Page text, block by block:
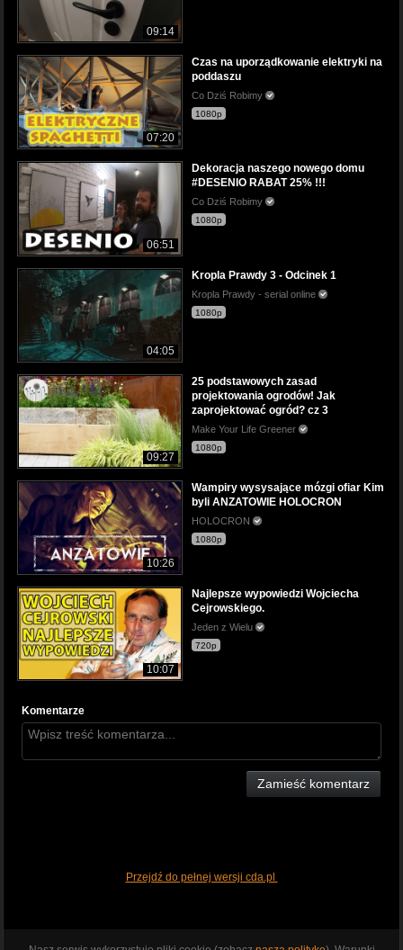
09:14
07:20
Czas na uporządkowanie elektryki na
poddaszu
Co Dziś Robimy
1080p
06:51
Dekoracja naszego nowego domu
#DESENIO RABAT 25% !!!
Co Dziś Robimy
1080p
04:05
Kropla Prawdy 3 - Odcinek 1
Kropla Prawdy - serial online
1080p
09:27
25 podstawowych zasad
projektowania ogrodów! Jak
zaprojektować ogród? cz 3
Make Your Life Greener
1080p
10:26
Wampiry wysysające mózgi ofiar Kim
byli ANZATOWIE HOLOCRON
HOLOCRON
1080p
10:07
Najlepsze wypowiedzi Wojciecha
Cejrowskiego.
Jeden z Wielu
720p
Komentarze
Zamieść komentarz
Przejdź do pełnej wersji cda.pl